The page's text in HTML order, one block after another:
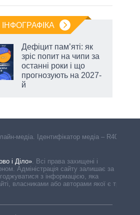
ІНФОГРАФІКА
Дефіцит пам’яті: як
зріс попит на чипи за
останні роки і що
прогнозують на 2027-
й
медіа. Ідентифікатор медіа – R40-
і Діло»
Всі права захищені і
Адміністрація сайту залишає за
з інформацією, яка
власниками або авторами якої є треті